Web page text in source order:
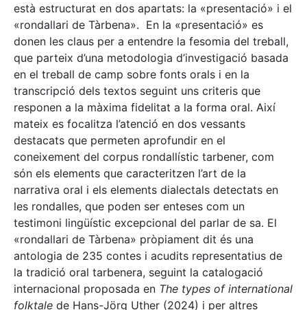
està estructurat en dos apartats: la «presentació» i el
«rondallari de Tàrbena». En la «presentació» es
donen les claus per a entendre la fesomia del treball,
que parteix d’una metodologia d’investigació basada
en el treball de camp sobre fonts orals i en la
transcripció dels textos seguint uns criteris que
responen a la màxima fidelitat a la forma oral. Així
mateix es focalitza l’atenció en dos vessants
destacats que permeten aprofundir en el
coneixement del corpus rondallístic tarbener, com
són els elements que caracteritzen l’art de la
narrativa oral i els elements dialectals detectats en
les rondalles, que poden ser enteses com un
testimoni lingüístic excepcional del parlar de sa. El
«rondallari de Tàrbena» pròpiament dit és una
antologia de 235 contes i acudits representatius de
la tradició oral tarbenera, seguint la catalogació
internacional proposada en The types of international
folktale de Hans-Jörg Uther (2024) i per altres